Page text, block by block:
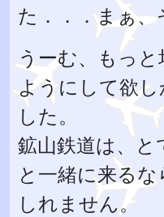
た．．．まぁ、
うーむ、もっ
ようにして欲
した。
鉱山鉄道は、
と一緒に来る
しれません。